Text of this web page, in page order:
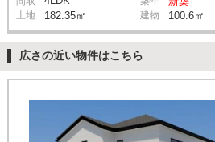
土地 182.35㎡ 建物 100.6㎡
広さの近い物件はこちら